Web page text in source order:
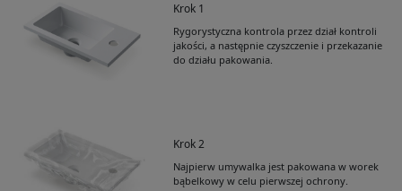
Krok 1
Rygorystyczna kontrola przez dział kontroli
jakości, a następnie czyszczenie i przekazanie
do działu pakowania.
Krok 2
Najpierw umywalka jest pakowana w worek
bąbelkowy w celu pierwszej ochrony.